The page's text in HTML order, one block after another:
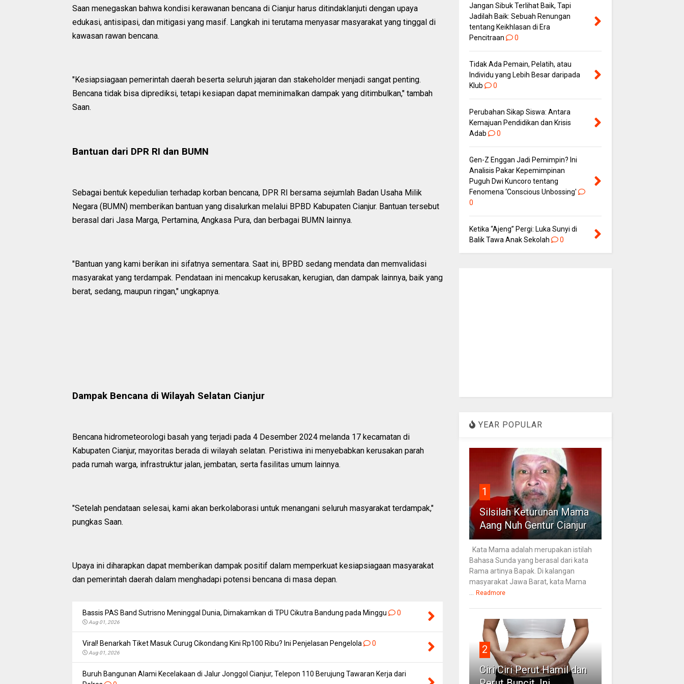
Saan menegaskan bahwa kondisi kerawanan bencana di Cianjur harus ditindaklanjuti dengan upaya
edukasi, antisipasi, dan mitigasi yang masif. Langkah ini terutama menyasar masyarakat yang tinggal di
kawasan rawan bencana.
"Kesiapsiagaan pemerintah daerah beserta seluruh jajaran dan stakeholder menjadi sangat penting.
Bencana tidak bisa diprediksi, tetapi kesiapan dapat meminimalkan dampak yang ditimbulkan," tambah
Saan.
Bantuan dari DPR RI dan BUMN
Sebagai bentuk kepedulian terhadap korban bencana, DPR RI bersama sejumlah Badan Usaha Milik
Negara (BUMN) memberikan bantuan yang disalurkan melalui BPBD Kabupaten Cianjur. Bantuan tersebut
berasal dari Jasa Marga, Pertamina, Angkasa Pura, dan berbagai BUMN lainnya.
"Bantuan yang kami berikan ini sifatnya sementara. Saat ini, BPBD sedang mendata dan memvalidasi
masyarakat yang terdampak. Pendataan ini mencakup kerusakan, kerugian, dan dampak lainnya, baik yang
berat, sedang, maupun ringan," ungkapnya.
Dampak Bencana di Wilayah Selatan Cianjur
Bencana hidrometeorologi basah yang terjadi pada 4 Desember 2024 melanda 17 kecamatan di
Kabupaten Cianjur, mayoritas berada di wilayah selatan. Peristiwa ini menyebabkan kerusakan parah
pada rumah warga, infrastruktur jalan, jembatan, serta fasilitas umum lainnya.
"Setelah pendataan selesai, kami akan berkolaborasi untuk menangani seluruh masyarakat terdampak,"
pungkas Saan.
Upaya ini diharapkan dapat memberikan dampak positif dalam memperkuat kesiapsiagaan masyarakat
dan pemerintah daerah dalam menghadapi potensi bencana di masa depan.
Bassis PAS Band Sutrisno Meninggal Dunia, Dimakamkan di TPU Cikutra Bandung pada Minggu 0
Aug 01, 2026
Viral! Benarkah Tiket Masuk Curug Cikondang Kini Rp100 Ribu? Ini Penjelasan Pengelola 0
Aug 01, 2026
Buruh Bangunan Alami Kecelakaan di Jalur Jonggol Cianjur, Telepon 110 Berujung Tawaran Kerja dari
Jangan Sibuk Terlihat Baik, Tapi
Jadilah Baik: Sebuah Renungan
tentang Keikhlasan di Era
Pencitraan
0
Tidak Ada Pemain, Pelatih, atau
Individu yang Lebih Besar daripada
Klub
0
Perubahan Sikap Siswa: Antara
Kemajuan Pendidikan dan Krisis
Adab
0
Gen-Z Enggan Jadi Pemimpin? Ini
Analisis Pakar Kepemimpinan
Puguh Dwi Kuncoro tentang
Fenomena ‘Conscious Unbossing'
0
Ketika “Ajeng” Pergi: Luka Sunyi di
Balik Tawa Anak Sekolah
0
YEAR POPULAR
1
Silsilah Keturunan Mama
Aang Nuh Gentur Cianjur
Kata Mama adalah merupakan istilah
Bahasa Sunda yang berasal dari kata
Rama artinya Bapak. Di kalangan
masyarakat Jawa Barat, kata Mama
... Readmore
2
Ciri Ciri Perut Hamil dan